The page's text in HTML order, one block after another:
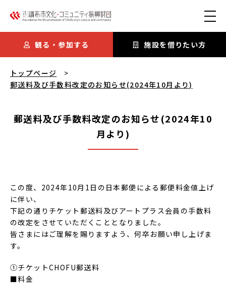
観る・参加する 施設を借りたい方
トップページ
郵送料及び手数料改定のお知らせ(2024年10月より)
郵送料及び手数料改定のお知らせ(2024年10
月より)
この度、2024年10月1日の日本郵便による郵便料金値上げ
に伴い、
下記の通りチケット郵送料及びアートプラス会員の手数料
の改定をさせていただくこととなりました。
皆さまにはご理解を賜りますよう、何卒お願い申し上げま
す。
①チケットCHOFU郵送料
■料金
郵送料及び手数料改定のお知らせ(2024年10月より)